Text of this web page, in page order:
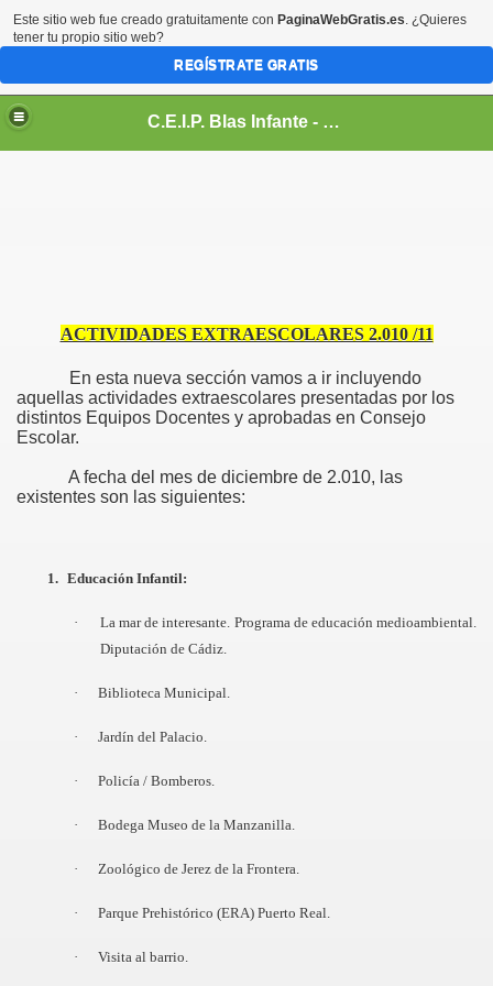
C.E.I.P. Blas Infante - Sanlúcar de Barrameda, Cádiz
ACTIVIDADES EXTRAESCOLARES 2.010 /11
En esta nueva sección vamos a ir incluyendo
aquellas actividades extraescolares presentadas por los
distintos Equipos Docentes y aprobadas en Consejo
Escolar.
A fecha del mes de diciembre de 2.010, las
existentes son las siguientes:
1. Educación Infantil:
·
La mar de interesante. Programa de educación medioambiental.
Diputación de Cádiz.
· Biblioteca Municipal.
· Jardín del Palacio.
· Policía / Bomberos.
· Bodega Museo de la Manzanilla.
· Zoológico de Jerez de la Frontera.
· Parque Prehistórico (ERA) Puerto Real.
· Visita al barrio.
Curso 2013 14
2.013- 14
Este sitio web fue creado gratuitamente con PaginaWebGratis.es. ¿Quieres
tener tu propio sitio web?
REGÍSTRATE GRATIS